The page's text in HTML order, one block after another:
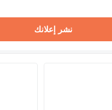
نشر إعلانك